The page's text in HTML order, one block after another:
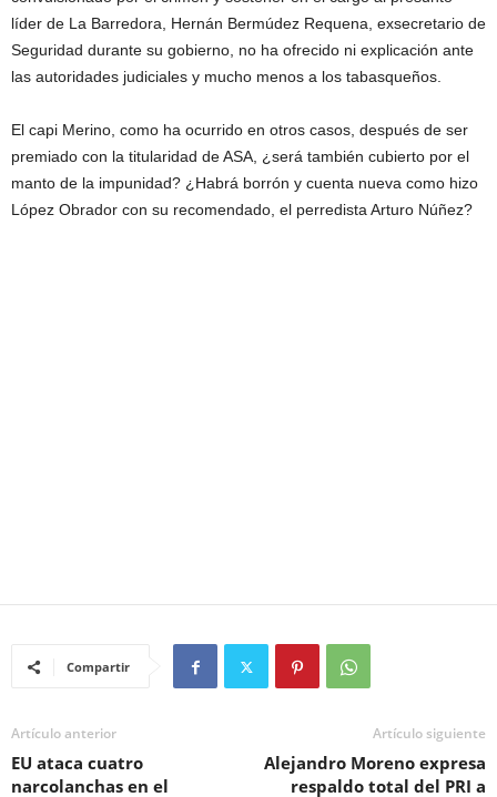
líder de La Barredora, Hernán Bermúdez Requena, exsecretario de
Seguridad durante su gobierno, no ha ofrecido ni explicación ante
las autoridades judiciales y mucho menos a los tabasqueños.
El capi Merino, como ha ocurrido en otros casos, después de ser
premiado con la titularidad de ASA, ¿será también cubierto por el
manto de la impunidad? ¿Habrá borrón y cuenta nueva como hizo
López Obrador con su recomendado, el perredista Arturo Núñez?
Compartir
Artículo anterior
EU ataca cuatro
narcolanchas en el
Artículo siguiente
Alejandro Moreno expresa
respaldo total del PRI a